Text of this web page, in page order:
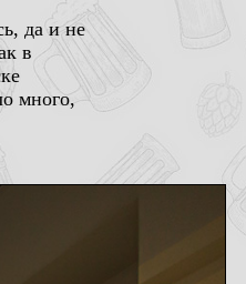
да и не
в
много,